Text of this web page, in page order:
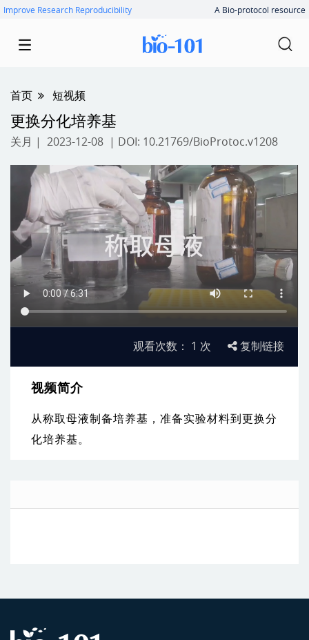
Improve Research Reproducibility A Bio-protocol resource
首页 短视频
更换分化培养基
关月 | 2023-12-08 | DOI: 10.21769/BioProtoc.v1208
观看次数： 1 次 复制链接
视频简介
从称取母液制备培养基，准备实验材料到更换分
化培养基。